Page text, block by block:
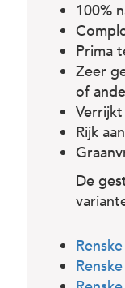
100%
Prima
Zeer
of
Rijk
De